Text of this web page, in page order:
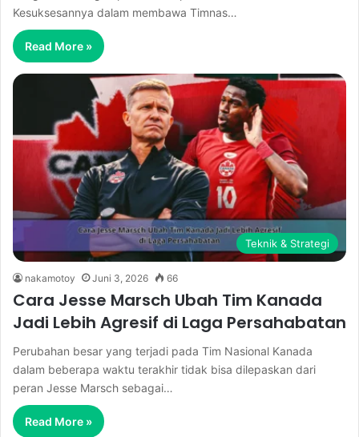
Kesuksesannya dalam membawa Timnas…
Read More »
Teknik & Strategi
nakamotoy Juni 3, 2026 66
Cara Jesse Marsch Ubah Tim Kanada
Jadi Lebih Agresif di Laga Persahabatan
Perubahan besar yang terjadi pada Tim Nasional Kanada
dalam beberapa waktu terakhir tidak bisa dilepaskan dari
peran Jesse Marsch sebagai…
Read More »